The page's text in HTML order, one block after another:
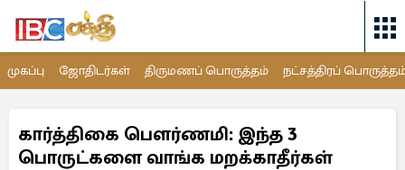
முகப்பு ஜோதிடர்கள் திருமணப் பொருத்தம் நட்சத்திரப்
கார்த்திகை பௌர்ணமி: இந்த 3
பொருட்களை வாங்க மறக்காதீர்கள்